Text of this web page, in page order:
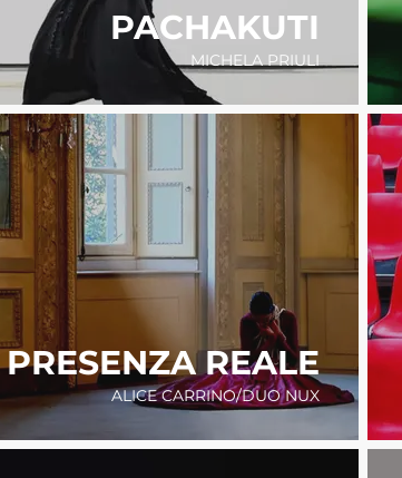
PACHAKUTI
MICHELA PRIULI
PRESENZA REALE
ALICE CARRINO/DUO NUX